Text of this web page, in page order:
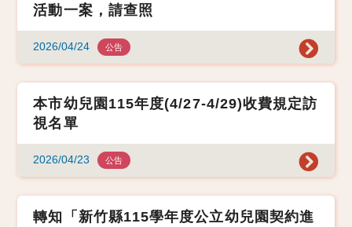
活動一案，請查照
2026/04/24 公告
本市幼兒園115年度(4/27-4/29)收費規定訪
視名單
2026/04/23 公告
轉知「新竹縣115學年度公立幼兒園契約進